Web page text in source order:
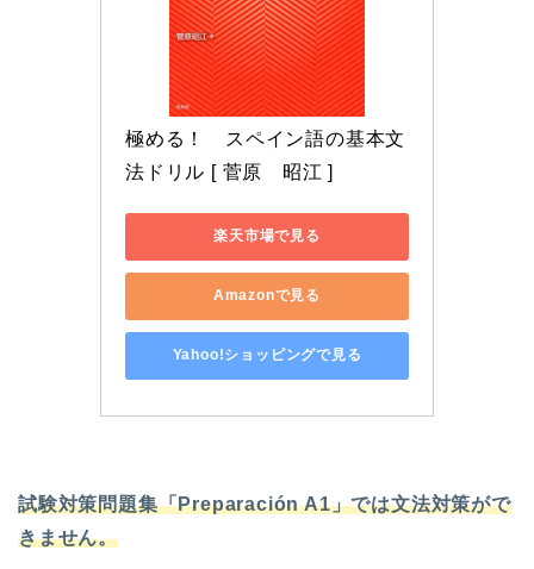
極める！　スペイン語の基本文
法ドリル [ 菅原　昭江 ]
楽天市場で見る
Amazonで見る
Yahoo!ショッピングで見る
試験対策問題集「Preparación A1」では文法対策がで
きません。